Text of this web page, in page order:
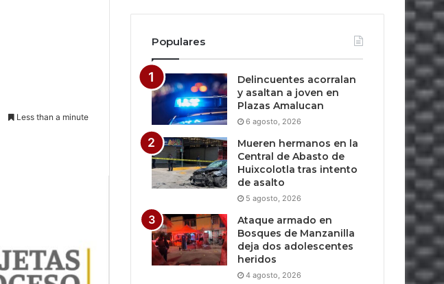
Less than a minute
Populares
Delincuentes acorralan
y asaltan a joven en
Plazas Amalucan
6 agosto, 2026
Mueren hermanos en la
Central de Abasto de
Huixcolotla tras intento
de asalto
5 agosto, 2026
Ataque armado en
Bosques de Manzanilla
deja dos adolescentes
heridos
4 agosto, 2026